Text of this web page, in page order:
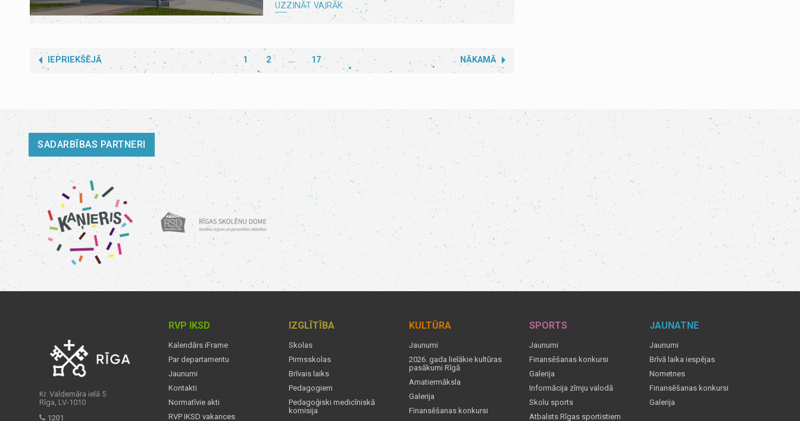
UZZINĀT VAIRĀK
IEPRIEKŠĒJĀ 1 2 NĀKAMĀ
... 17
SADARBĪBAS PARTNERI
Kr. Valdemāra ielā 5
Rīga, LV-1010
1201
RVP IKSD
Kalendārs iFrame
Par departamentu
Jaunumi
Kontakti
Normatīvie akti
RVP IKSD vakances
IZGLĪTĪBA
Skolas
Pirmsskolas
Brīvais laiks
Pedagogiem
Pedagoģiski medicīniskā
komisija
KULTŪRA
Jaunumi
2026. gada lielākie kultūras
pasākumi Rīgā
Amatiermāksla
Galerija
Finansēšanas konkursi
SPORTS
Jaunumi
Finansēšanas konkursi
Galerija
Informācija zīmju valodā
Skolu sports
Atbalsts Rīgas sportistiem
JAUNATNE
Jaunumi
Brīvā laika iespējas
Nometnes
Finansēšanas konkursi
Galerija